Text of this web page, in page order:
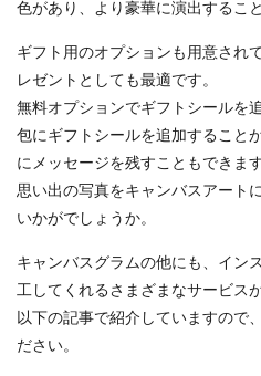
色があり、より豪華に演出するこ
ギフト用のオプションも用意され
レゼントとしても最適です。
無料オプションでギフトシールを
包にギフトシールを追加すること
にメッセージを残すこともできます
思い出の写真をキャンバスアート
いかがでしょうか。
キャンバスグラムの他にも、イン
工してくれるさまざまなサービス
以下の記事で紹介していますので
ださい。